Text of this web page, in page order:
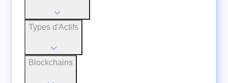
Types d'Actifs
Blockchains